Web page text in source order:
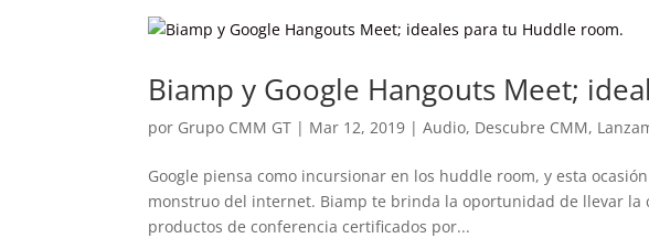
Biamp y Google Hangouts Meet;
por Grupo CMM GT | Mar 12, 2019 |Audio, Descubre CMM,
Google piensa como incursionar en los huddle room, y esta
monstruo del internet. Biamp te brinda la oportunidad de llevar la
productos de conferencia certificados por...